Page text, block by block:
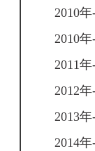
2010年
2010年
2011年
2012年
2013年
2014年